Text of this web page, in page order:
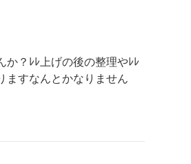
か？ﾚﾚ上げの後の整理やﾚﾚ
ますなんとかなりません